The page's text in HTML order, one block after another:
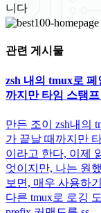
니다
관련 게시물
zsh 내의 tmux로
까지만 타임 스탬
만든 조이 zsh내의
가 끝날 때까지만
이라고 한다, 이제
엇이지만, 나는 원
보면, 매우 사용하
다른 tmux로 로깅